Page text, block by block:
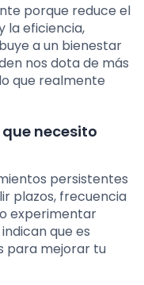
porque reduce el
la eficiencia,
a un bienestar
nos dota de más
que realmente
necesito
persistentes
plazos, frecuencia
experimentar
que es
para mejorar tu